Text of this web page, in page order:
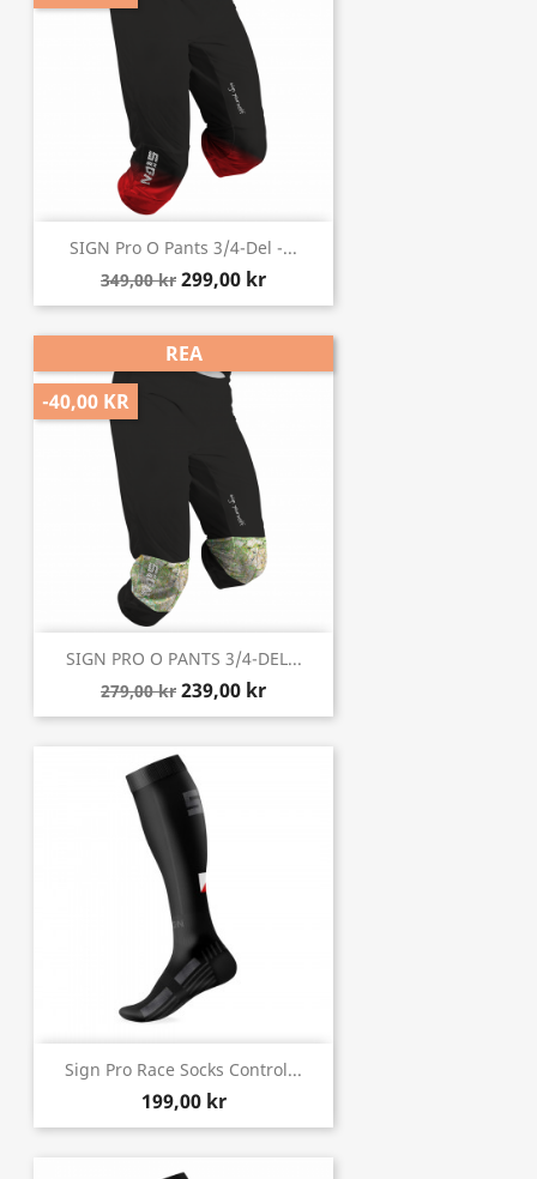
SIGN Pro O Pants 3/4-Del -...
349,00 kr 299,00 kr
SIGN PRO O PANTS 3/4-DEL...
279,00 kr 239,00 kr
REA
-40,00 KR
Sign Pro Race Socks Control...
199,00 kr